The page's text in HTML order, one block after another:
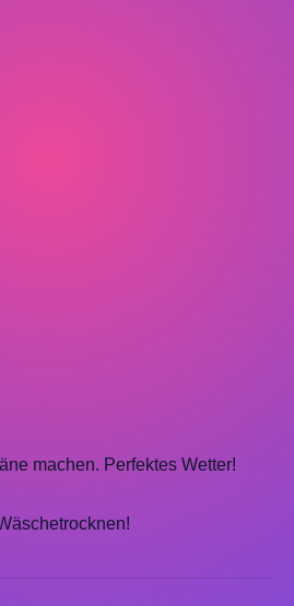
machen. Perfektes Wetter!